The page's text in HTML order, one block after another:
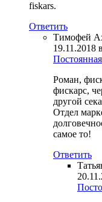
fiskars.
Ответить
Тимофей
19.11.2018
Роман,
фискарс,
другой
Отдел
самое то!
Ответить